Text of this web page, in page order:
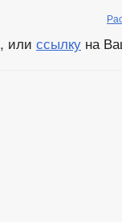
, или ссылку на